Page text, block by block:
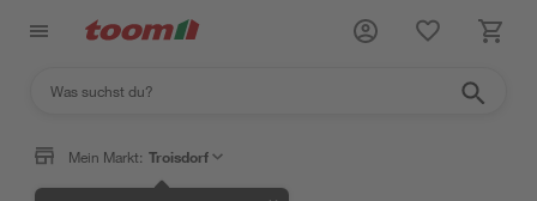
Mein Markt: Troisdorf